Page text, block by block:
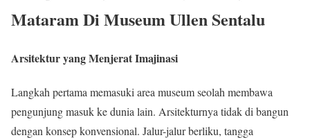
Mataram Di Museum Ullen Sentalu
Arsitektur yang Menjerat Imajinasi
Langkah pertama memasuki area museum seolah membawa
pengunjung masuk ke dunia lain. Arsitekturnya tidak di bangun
dengan konsep konvensional. Jalur-jalur berliku, tangga